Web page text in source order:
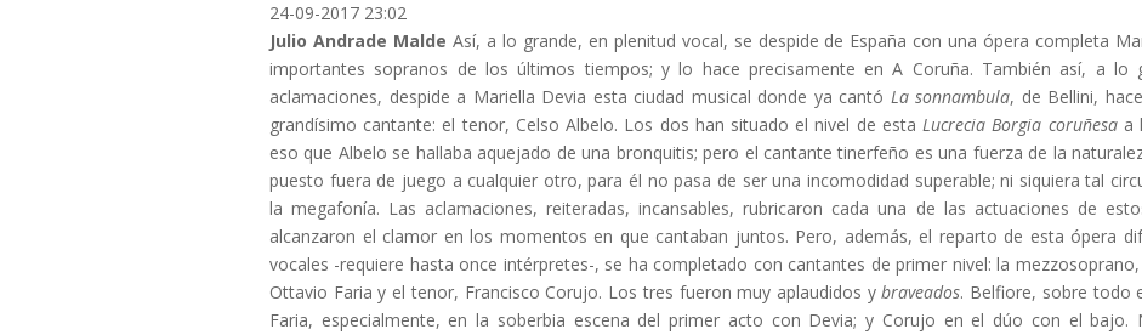
24-09-2017 23:02
Julio Andrade Malde Así, a lo grande, en plenitud vocal, se despide de España con una ópera completa
importantes sopranos de los últimos tiempos; y lo hace precisamente en A Coruña. También así, a lo
aclamaciones, despide a Mariella Devia esta ciudad musical donde ya cantó La sonnambula, de Bellini,
grandísimo cantante: el tenor, Celso Albelo. Los dos han situado el nivel de estaLucrecia Borgia coruñesaa
eso que Albelo se hallaba aquejado de una bronquitis; pero el cantante tinerfeño es una fuerza de la
puesto fuera de juego a cualquier otro, para él no pasa de ser una incomodidad superable; ni siquiera tal
la megafonía. Las aclamaciones, reiteradas, incansables, rubricaron cada una de las actuaciones de
alcanzaron el clamor en los momentos en que cantaban juntos. Pero, además, el reparto de esta ópera
vocales -requiere hasta once intérpretes-, se ha completado con cantantes de primer nivel: la
Ottavio Faria y el tenor, Francisco Corujo. Los tres fueron muy aplaudidos ybraveados. Belfiore, sobre todo
Faria, especialmente, en la soberbia escena del primer acto con Devia; y Corujo en el dúo con el